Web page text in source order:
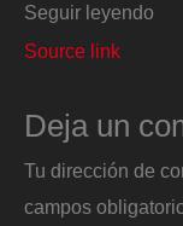
Seguir leyendo
Source link
Deja un
Tu dirección de
campos